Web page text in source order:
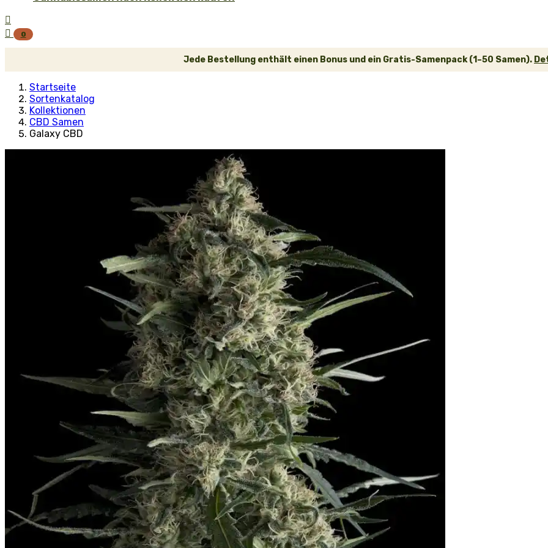


0
Jede Bestellung enthält einen Bonus und ein Gratis-Samenpack (1–50 Samen).
Startseite
Sortenkatalog
Kollektionen
CBD Samen
Galaxy CBD